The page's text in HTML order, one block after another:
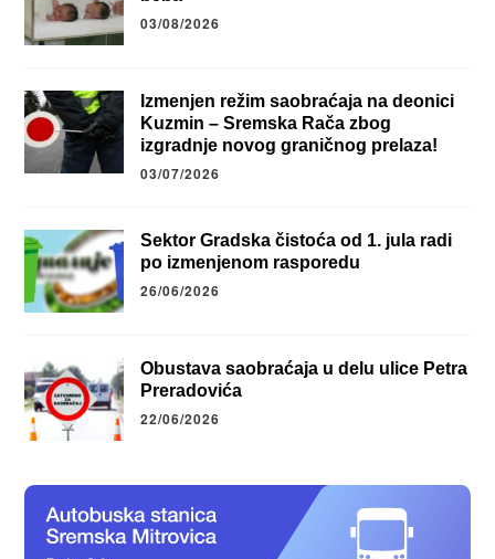
03/08/2026
Izmenjen režim saobraćaja na deonici
Kuzmin – Sremska Rača zbog
izgradnje novog graničnog prelaza!
03/07/2026
Sektor Gradska čistoća od 1. jula radi
po izmenjenom rasporedu
26/06/2026
Obustava saobraćaja u delu ulice Petra
Preradovića
22/06/2026